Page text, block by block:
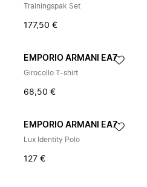
Trainingspak Set
177,50 €
EMPORIO ARMANI EA7
Girocollo T-shirt
68,50 €
EMPORIO ARMANI EA7
Lux Identity Polo
127 €